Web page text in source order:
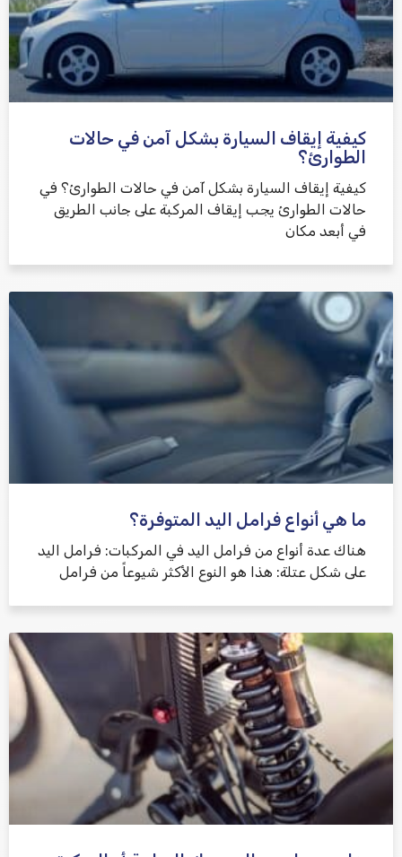
كيفية إيقاف السيارة بشكل آمن في حالات
الطوارئ؟
كيفية إيقاف السيارة بشكل آمن في حالات الطوارئ؟ في
حالات الطوارئ يجب إيقاف المركبة على جانب الطريق
في أبعد مكان
ما هي أنواع فرامل اليد المتوفرة؟
هناك عدة أنواع من فرامل اليد في المركبات: فرامل اليد
على شكل عتلة: هذا هو النوع الأكثر شيوعاً من فرامل